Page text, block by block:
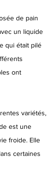
de pain
un liquide
qui était pilé
ont
variétés,
est une
froide. Elle
certaines